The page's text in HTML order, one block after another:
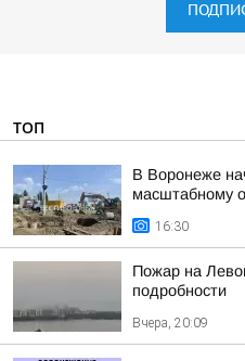
ТОП
В Воронеже
масштабному
16:30
Пожар на
подробности
Вчера, 20:09